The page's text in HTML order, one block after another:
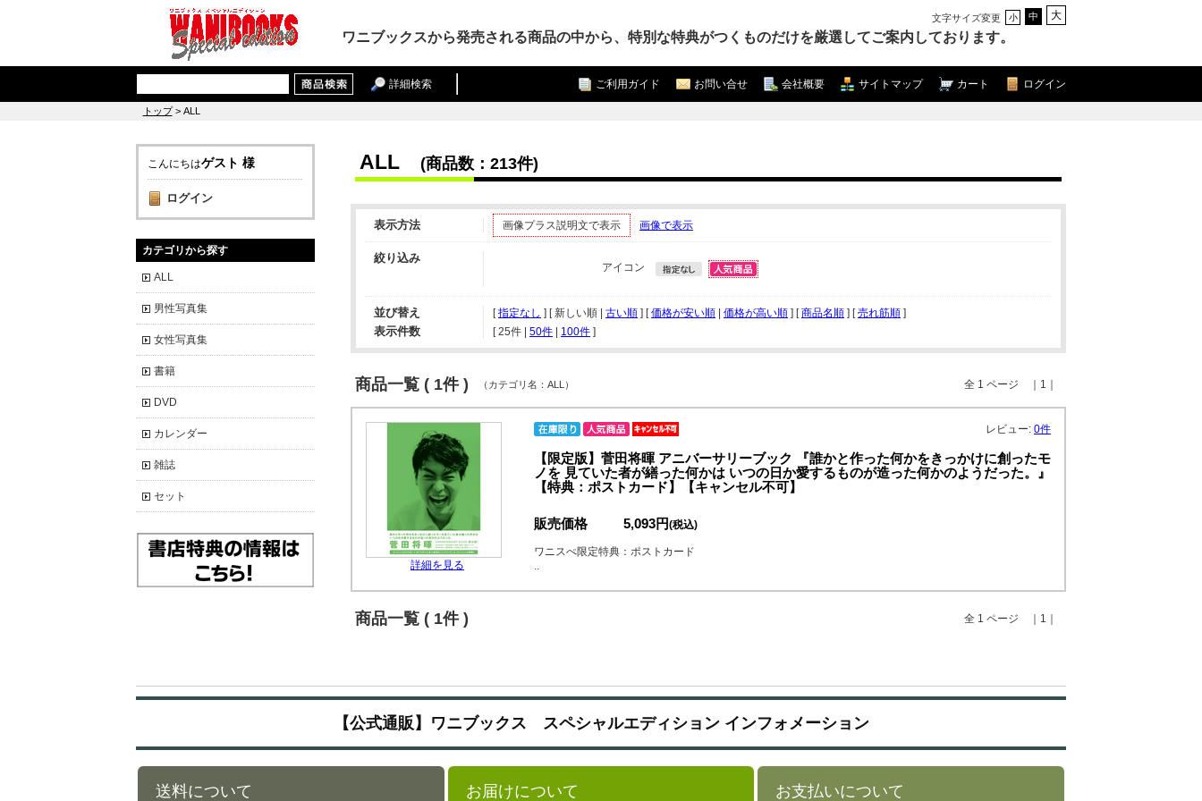
文字サイズ変更 小 中 大
ワニブックスから発売される商品の中から、特別な特典がつくものだけを厳選してご案内しております。
詳細検索 ログイン
カート
サイトマップ
会社概要
お問い合せ
ご利用ガイド
トップ> ALL
こんにちはゲスト 様
ログイン
カテゴリから探す
ALL
男性写真集
女性写真集
書籍
DVD
カレンダー
雑誌
セット
ALL (商品数：213件)
表示方法 画像プラス説明文で表示 画像で表示
絞り込み
アイコン
並び替え [指定なし ] [ 新しい順 | 古い順 ] [価格が安い順 価格が高い順 ] [商品名順 ] [売れ筋順 ]
表示件数 [ 25件 50件 100件 ]
商品一覧 ( 1件 ) 全 1 ページ ｜1｜
（カテゴリ名：ALL）
詳細を見る
レビュー: 0件
【限定版】菅田将暉 アニバーサリーブック 『誰かと作った何かをきっかけに創ったモ
ノを 見ていた者が繕った何かは いつの日か愛するものが造った何かのようだった。』
【特典：ポストカード】【キャンセル不可】
販売価格 5,093円(税込)
ワニスぺ限定特典：ポストカード
..
商品一覧 ( 1件 ) 全 1 ページ ｜1｜
【公式通販】ワニブックス スペシャルエディション インフォメーション
送料について お届けについて お支払いについて